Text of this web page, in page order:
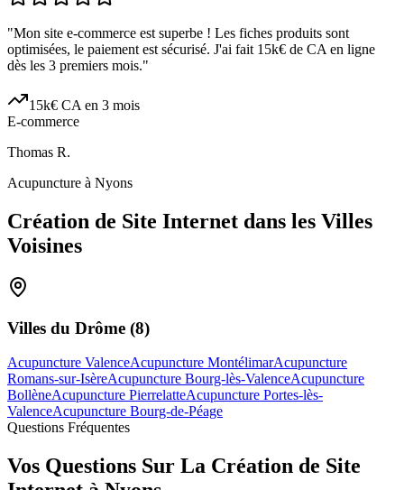
"Mon site e-commerce est superbe ! Les fiches produits sont
optimisées, le paiement est sécurisé. J'ai fait 15k€ de CA en ligne
dès les 3 premiers mois."
15k€ CA en 3 mois
E-commerce
Thomas R.
Acupuncture à Nyons
Création de Site Internet dans les Villes
Voisines
Villes du Drôme (8)
Acupuncture ValenceAcupuncture MontélimarAcupuncture
Romans-sur-IsèreAcupuncture Bourg-lès-ValenceAcupuncture
BollèneAcupuncture PierrelatteAcupuncture Portes-lès-
ValenceAcupuncture Bourg-de-Péage
Questions Fréquentes
Vos Questions Sur La Création de Site